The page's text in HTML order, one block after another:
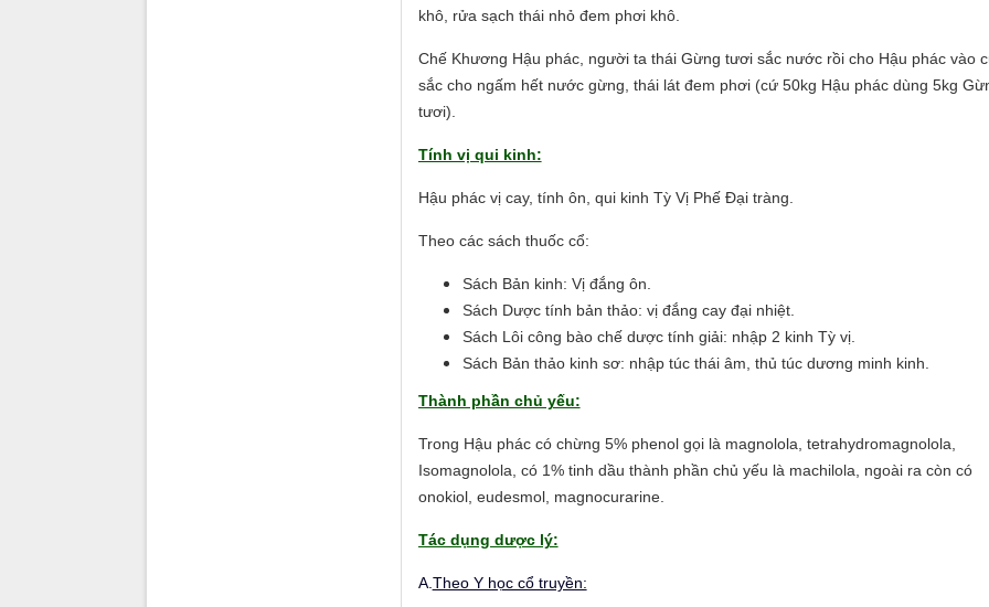
khô, rửa sạch thái nhỏ đem phơi khô.
Chế Khương Hậu phác, người ta thái Gừng tươi sắc nước rồi cho Hậu phác vào
sắc cho ngấm hết nước gừng, thái lát đem phơi (cứ 50kg Hậu phác dùng 5kg
tươi).
Tính vị qui kinh:
Hậu phác vị cay, tính ôn, qui kinh Tỳ Vị Phế Đại tràng.
Theo các sách thuốc cổ:
Sách Bản kinh: Vị đắng ôn.
Sách Dược tính bản thảo: vị đắng cay đại nhiệt.
Sách Lôi công bào chế dược tính giải: nhập 2 kinh Tỳ vị.
Sách Bản thảo kinh sơ: nhập túc thái âm, thủ túc dương minh kinh.
Thành phần chủ yếu:
Trong Hậu phác có chừng 5% phenol gọi là magnolola, tetrahydromagnolola,
Isomagnolola, có 1% tinh dầu thành phần chủ yếu là machilola, ngoài ra còn có
onokiol, eudesmol, magnocurarine.
Tác dụng dược lý:
A. Theo Y học cổ truyền: